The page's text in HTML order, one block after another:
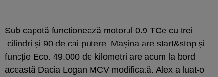
Sub capotă funcționează motorul 0.9 TCe cu trei
cilindri și 90 de cai putere. Mașina are start&stop și
funcție Eco. 49.000 de kilometri are acum la bord
această Dacia Logan MCV modificată. Alex a luat-o